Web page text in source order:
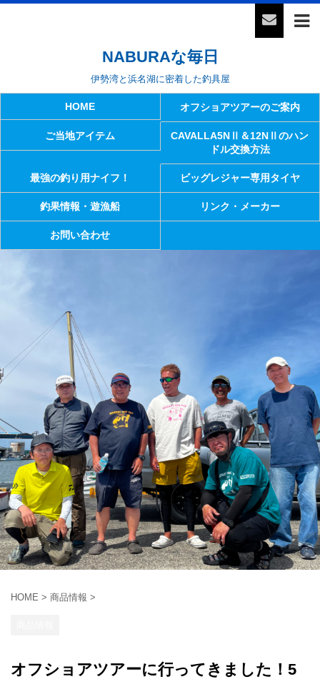
NABURAな毎日
伊勢湾と浜名湖に密着した釣具屋
HOME オフショアツアーのご案内
ご当地アイテム
CAVALLA5NⅡ＆12NⅡのハン
ドル交換方法
最強の釣り用ナイフ！ ビッグレジャー専用タイヤ
釣果情報・遊漁船 リンク・メーカー
お問い合わせ
HOME > 商品情報 >
オフショアツアーに行ってきました！5